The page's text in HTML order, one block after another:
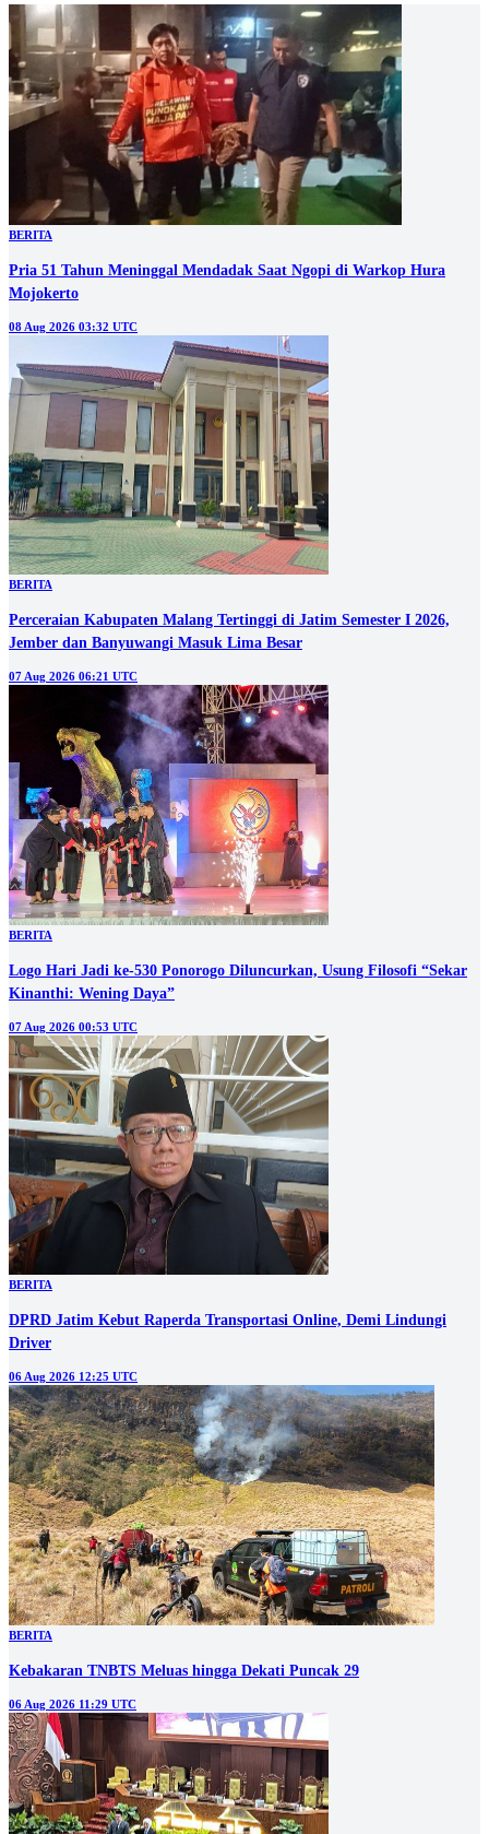
BERITA
Pria 51 Tahun Meninggal Mendadak Saat Ngopi di Warkop Hura
Mojokerto
08 Aug 2026 03:32 UTC
BERITA
Perceraian Kabupaten Malang Tertinggi di Jatim Semester I 2026,
Jember dan Banyuwangi Masuk Lima Besar
07 Aug 2026 06:21 UTC
BERITA
Logo Hari Jadi ke-530 Ponorogo Diluncurkan, Usung Filosofi “Sekar
Kinanthi: Wening Daya”
07 Aug 2026 00:53 UTC
BERITA
DPRD Jatim Kebut Raperda Transportasi Online, Demi Lindungi
Driver
06 Aug 2026 12:25 UTC
BERITA
Kebakaran TNBTS Meluas hingga Dekati Puncak 29
06 Aug 2026 11:29 UTC